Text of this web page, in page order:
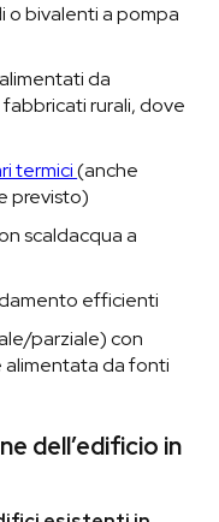
o bivalenti a pompa
da
rurali, dove
termici(anche
previsto)
scaldacqua a
efficienti
parziale) con
alimentata da fonti
dell’edificio in